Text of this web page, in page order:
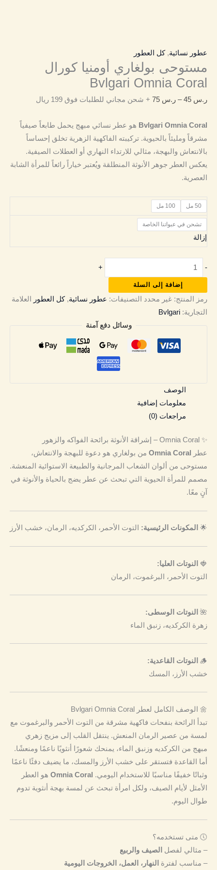
عطور نسائية,كل العطور
مستوحى بولغاري أومنيا كورال
Bvlgari Omnia Coral
ر.س – ر.س + شحن مجاني للطلبات فوق 199 ريال
Bvlgari Omnia Coral هو عطر نسائي مبهج يحمل طابعاً صيفياً
مشرقاً ومليئاً بالحيوية. تركيبته الفاكهية الزهرية تخلق إحساساً
بالانتعاش والبهجة، مثالي للارتداء النهاري أو العطلات الصيفية.
يعكس العطر جوهر الأنوثة المنطلقة ويُعتبر خياراً رائعاً للمرأة الشابة
العصرية.
50 مل 100 مل
تشحن في عبواتنا الخاصة
إزالة
-
+
إضافة إلى السلة
رمز المنتج: غير محدد التصنيفات: عطور نسائية,كل العطور
العلامة
التجارية: Bvlgari
وسائل دفع آمنة
الوصف
معلومات إضافية
مراجعات (0)
✨ Omnia Coral – إشراقة الأنوثة برائحة الفواكه والزهور
عطر
Omnia Coral من بولغاري هو دعوة للبهجة والانتعاش،
مستوحى من ألوان الشعاب المرجانية والطبيعة الاستوائية المنعشة.
مصمم للمرأة الحيوية التي تبحث عن عطر يضج بالحياة والأنوثة في
آنٍ معًا.
🌟 المكونات الرئيسية: التوت الأحمر، الكركديه، الرمان، خشب الأرز
🍓
النوتات العليا:
التوت الأحمر، البرغموت، الرمان
🌺 النوتات الوسطى:
زهرة الكركديه، زنبق الماء
🪵 النوتات القاعدية:
خشب الأرز، المسك
🌼 الوصف الكامل لعطر Bvlgari Omnia Coral
تبدأ الرائحة بنفحات فاكهية مشرقة من التوت الأحمر والبرغموت مع
لمسة من عصير الرمان المنعش. ينتقل القلب إلى مزيج زهري
مبهج من الكركديه وزنبق الماء، يمنحك شعورًا أنثويًا ناعمًا ومنعشًا.
أما القاعدة فتستقر على خشب الأرز والمسك، ما يضيف دفئًا ناعمًا
وثباتًا خفيفًا مناسبًا للاستخدام اليومي. Omnia Coral هو العطر
الأمثل لأيام الصيف، ولكل امرأة تبحث عن لمسة بهجة أنثوية تدوم
طوال اليوم.
🕔 متى تستخدمه؟
– مثالي لفصل
الصيف والربيع
– مناسب لفترة
النهار، العمل، الخروجات اليومية